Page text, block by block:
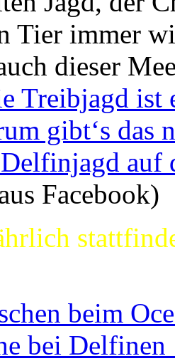
Tier immer
dieser
Treibjagd ist
gibt‘s das
auf
Facebook)
beim
bei